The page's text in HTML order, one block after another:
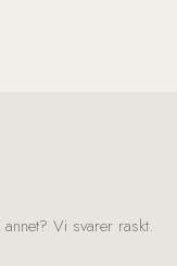
Vi svarer raskt.